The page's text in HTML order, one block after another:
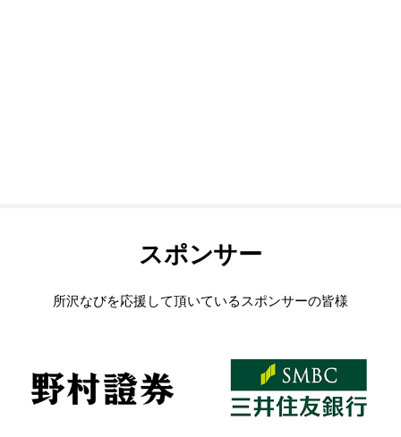
スポンサー
所沢なびを応援して頂いているスポンサーの皆様